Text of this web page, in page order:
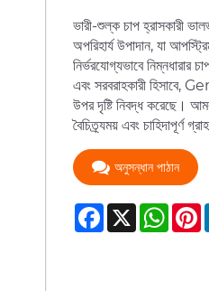
ভারী-শুল্ক চাপ হ্রাসকারী
অপরিহার্য উপাদান, যা
নির্ভরযোগ্যভাবে নিম্নধারার
এবং সরবরাহকারী হিসাবে,
উপর দৃষ্টি নিবদ্ধ করেছে।
বৈচিত্র্যময় এবং চাহিদাপূর্ণ
অনুসন্ধান পাঠান
Facebook
X